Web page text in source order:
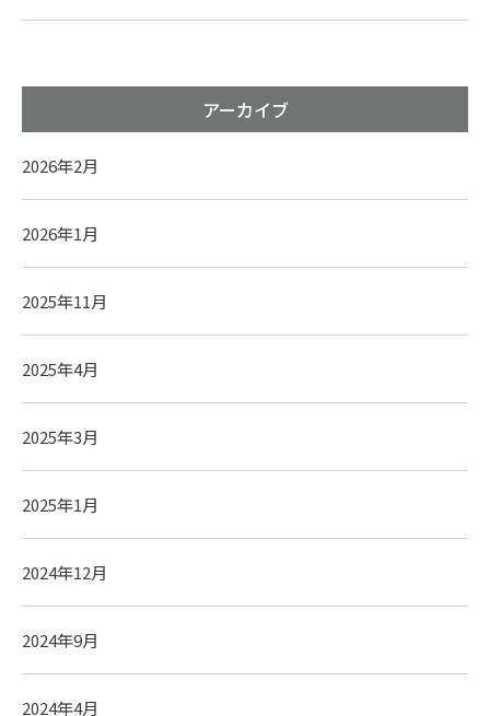
アーカイブ
2026年2月
2026年1月
2025年11月
2025年4月
2025年3月
2025年1月
2024年12月
2024年9月
2024年4月